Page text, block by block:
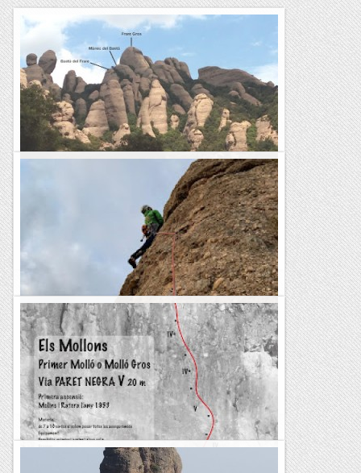
El Frare Gros, via Bernat i Amàlia
29.06.21 Per tancar el mes de juny, i abans que comencin les
vacances de debò, tornem a Montserrat a fer una altra via
dels germans Oscar i Albert Masó: la Bernat i...
Centre Excursionista Àliga
Shin-Chan al Frare de baix.
Bona proposta esportiva,amb roca excel.lent.La tirada inicial
fa 25 metres i te la dificultat concentrada a la primera meitat
on haurem de fer un bon ball de peus si volem...
Bloc Empotrat
Via PARET NEGRA al Molló Gros. Els Mollons